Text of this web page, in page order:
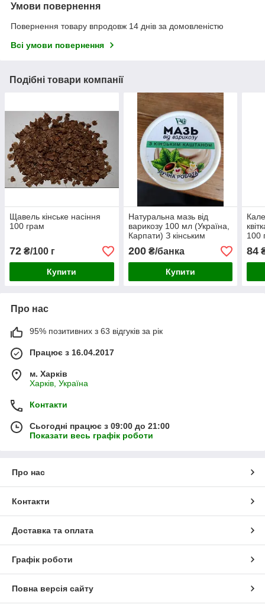
Умови повернення
Повернення товару впродовж 14 днів за домовленістю
Всі умови повернення
Подібні товари компанії
Щавель кінське насіння
100 грам
72 ₴/100 г
Купити
Натуральна мазь від
варикозу 100 мл (Україна,
Карпати) З кінським
каштаном, ручна робота.
200₴/банка
Купити
100
84
Про нас
95% позитивних з 63 відгуків за рік
Працює з 16.04.2017
м. Харків
Харків, Україна
Контакти
Сьогодні працює з 09:00 до 21:00
Показати весь графік роботи
Про нас
Контакти
Доставка та оплата
Графік роботи
Повна версія сайту